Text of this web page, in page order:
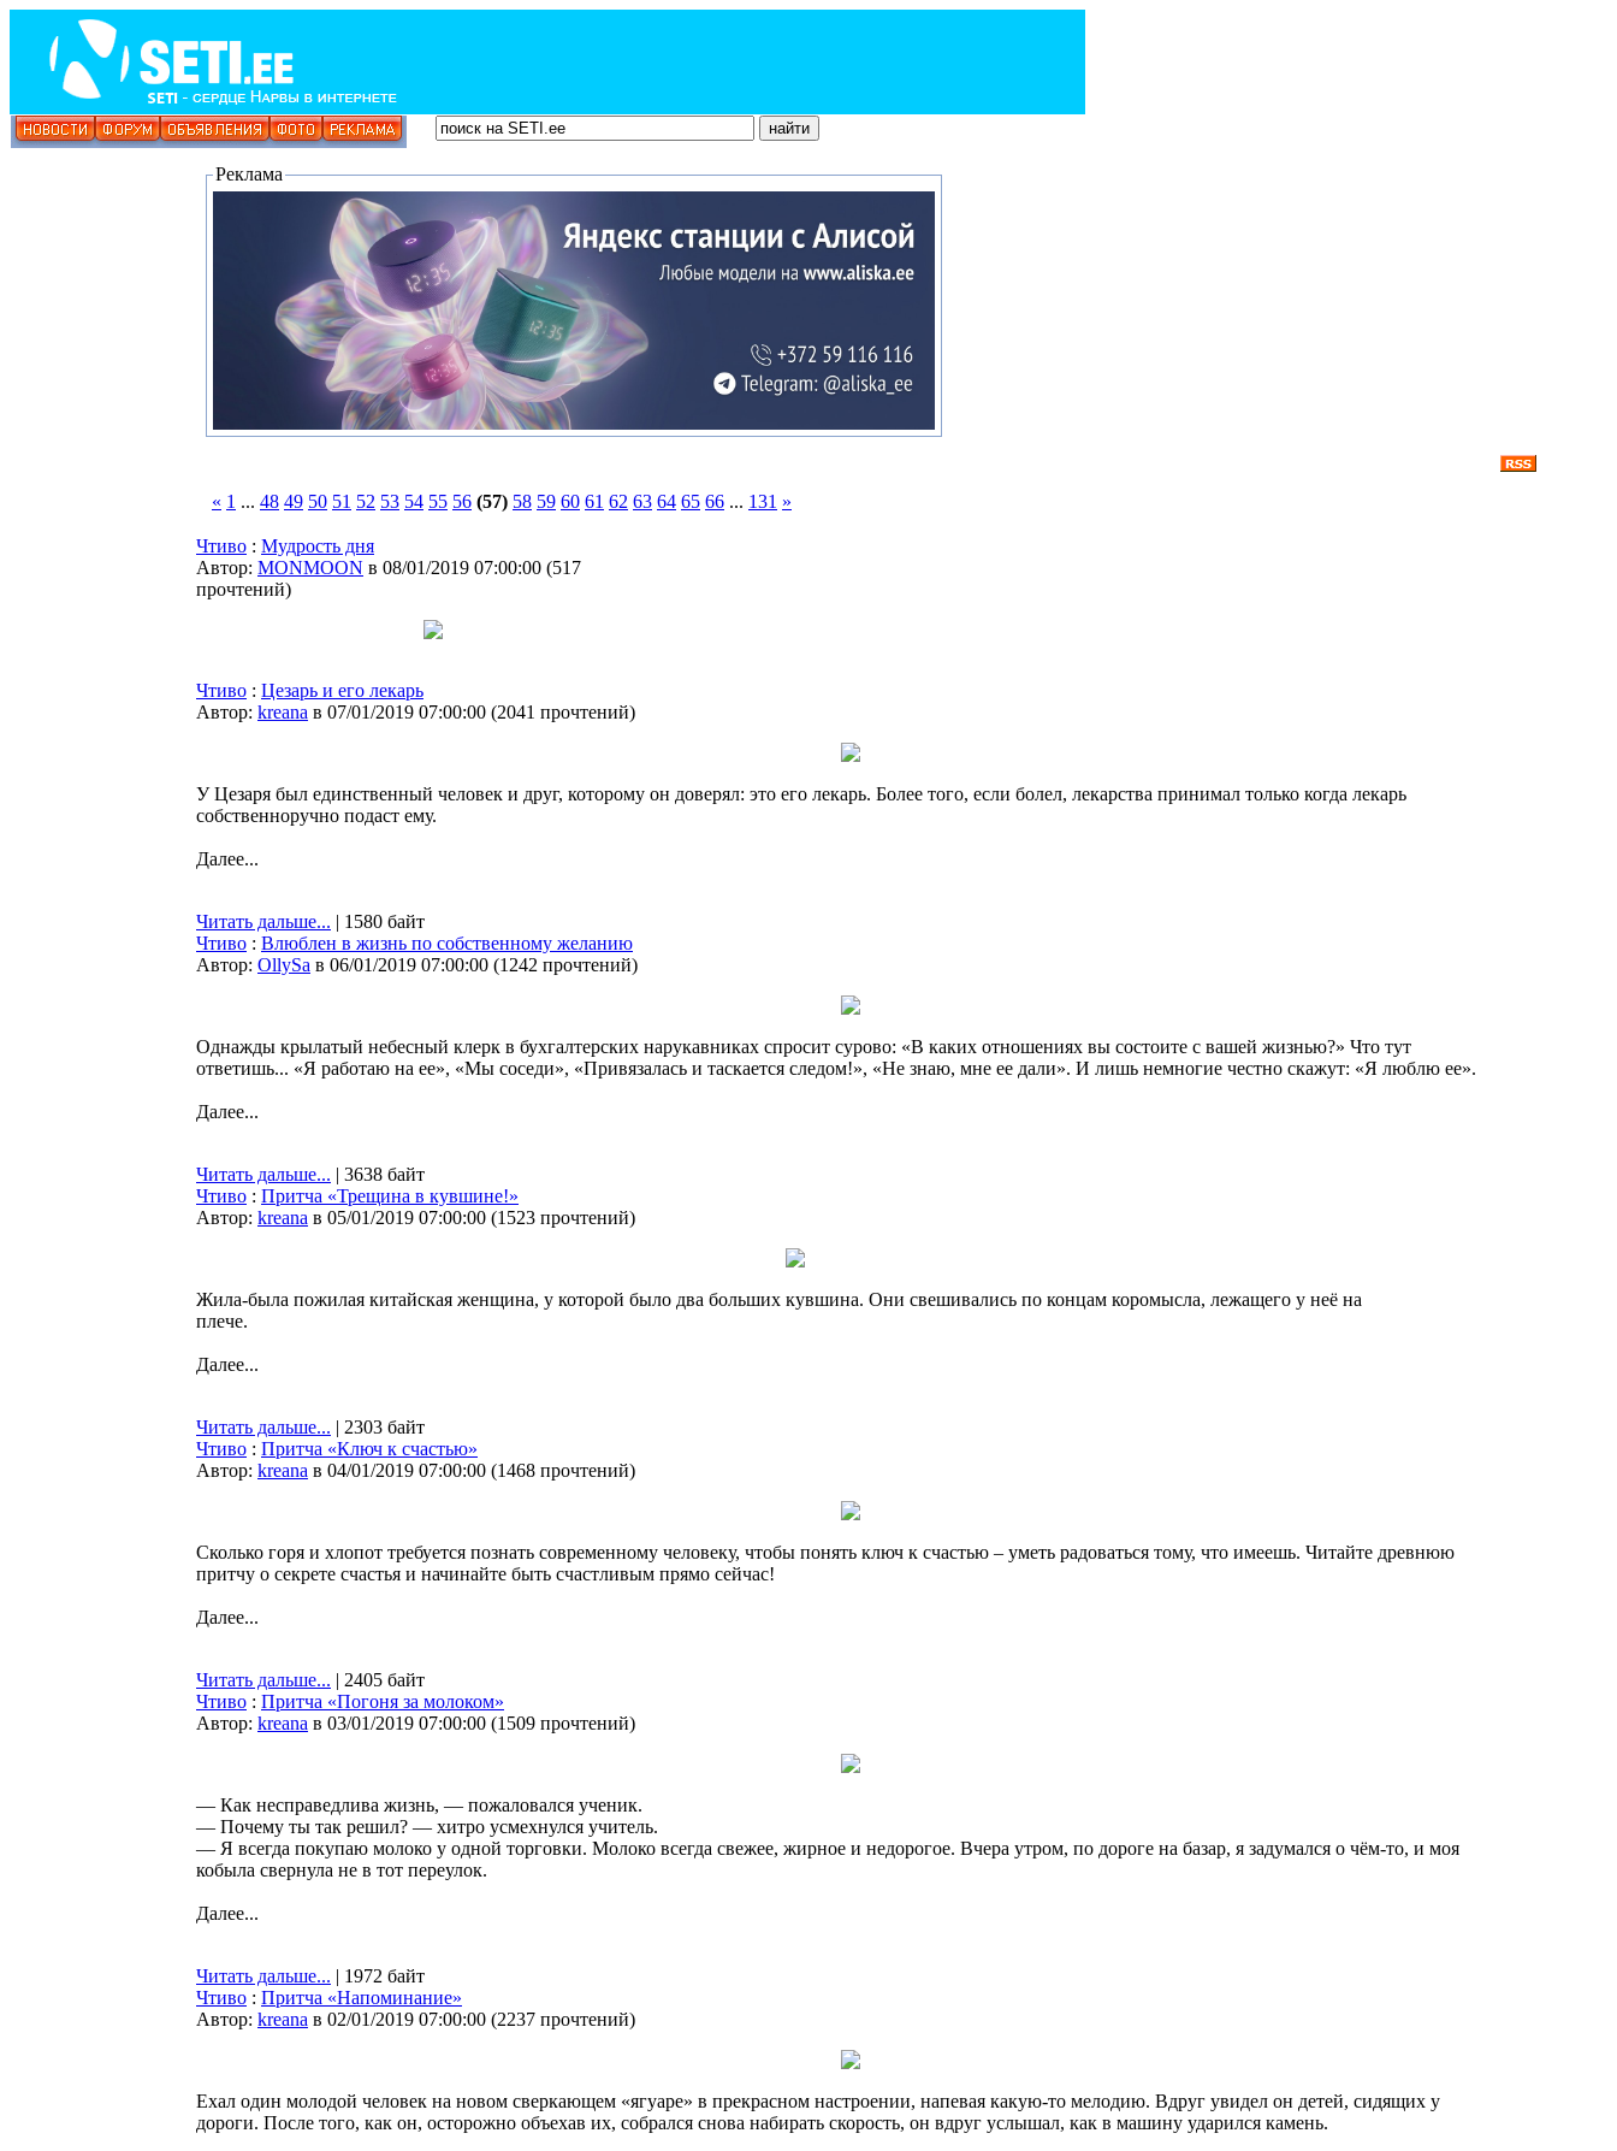
Реклама
« 1 ... 48 49 50 51 52 53 54 55 56 (57) 58 59 60 61 62 63 64 65 66 ... 131 »
Чтиво : Мудрость дня
Автор: MONMOON в 08/01/2019 07:00:00 (517
прочтений)
Чтиво : Цезарь и его лекарь
Автор: kreana в 07/01/2019 07:00:00 (2041 прочтений)
У Цезаря был единственный человек и друг, которому он доверял: это его лекарь. Более того, если болел, лекарства принимал только когда лекарь
собственноручно подаст ему.
Далее...
Читать дальше... | 1580 байт
Чтиво : Влюблен в жизнь по собственному желанию
Автор: OllySa в 06/01/2019 07:00:00 (1242 прочтений)
Однажды крылатый небесный клерк в бухгалтерских нарукавниках спросит сурово: «В каких отношениях вы состоите с вашей жизнью?» Что тут
ответишь... «Я работаю на ее», «Мы соседи», «Привязалась и таскается следом!», «Не знаю, мне ее дали». И лишь немногие честно скажут: «Я люблю ее».
Далее...
Читать дальше... | 3638 байт
Чтиво : Притча «Трещина в кувшине!»
Автор: kreana в 05/01/2019 07:00:00 (1523 прочтений)
Жила-была пожилая китайская женщина, у которой было два больших кувшина. Они свешивались по концам коромысла, лежащего у неё на
плече.
Далее...
Читать дальше... | 2303 байт
Чтиво : Притча «Ключ к счастью»
Автор: kreana в 04/01/2019 07:00:00 (1468 прочтений)
Сколько горя и хлопот требуется познать современному человеку, чтобы понять ключ к счастью – уметь радоваться тому, что имеешь. Читайте древнюю
притчу о секрете счастья и начинайте быть счастливым прямо сейчас!
Далее...
Читать дальше... | 2405 байт
Чтиво : Притча «Погоня за молоком»
Автор: kreana в 03/01/2019 07:00:00 (1509 прочтений)
— Как несправедлива жизнь, — пожаловался ученик.
— Почему ты так решил? — хитро усмехнулся учитель.
— Я всегда покупаю молоко у одной торговки. Молоко всегда свежее, жирное и недорогое. Вчера утром, по дороге на базар, я задумался о чём-то, и моя
кобыла свернула не в тот переулок.
Далее...
Читать дальше... | 1972 байт
Чтиво : Притча «Напоминание»
Автор: kreana в 02/01/2019 07:00:00 (2237 прочтений)
Ехал один молодой человек на новом сверкающем «ягуаре» в прекрасном настроении, напевая какую-то мелодию. Вдруг увидел он детей, сидящих у
дороги. После того, как он, осторожно объехав их, собрался снова набирать скорость, он вдруг услышал, как в машину ударился камень.